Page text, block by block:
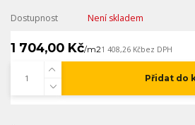
Dostupnost Není skladem
1 704,00 Kč/m21 408,26 Kčbez DPH
Přidat do